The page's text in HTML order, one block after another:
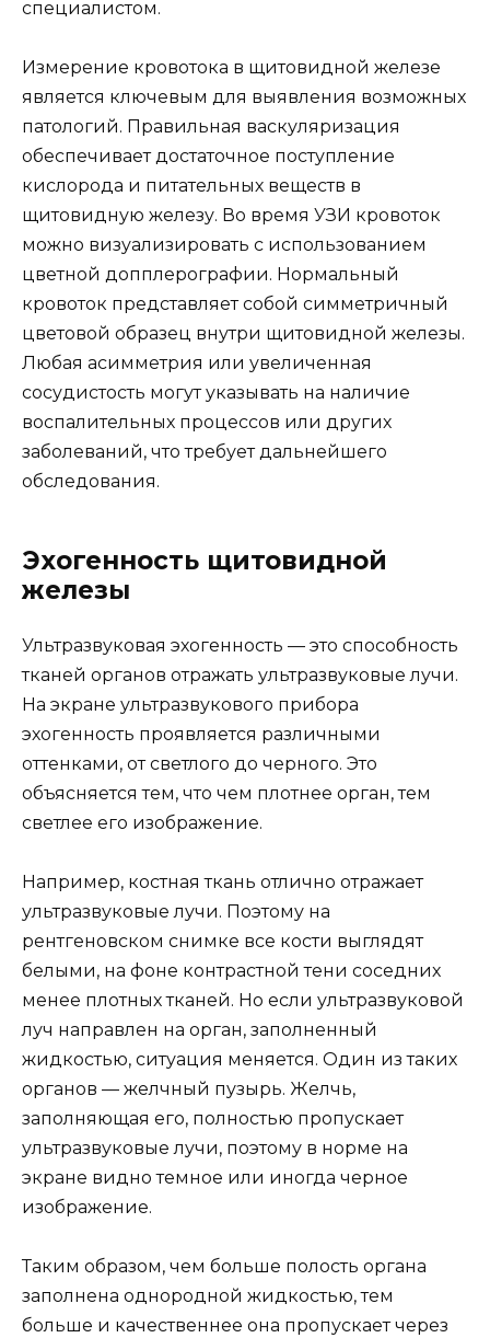
специалистом.
Измерение кровотока в щитовидной железе
является ключевым для выявления возможных
патологий. Правильная васкуляризация
обеспечивает достаточное поступление
кислорода и питательных веществ в
щитовидную железу. Во время УЗИ кровоток
можно визуализировать с использованием
цветной допплерографии. Нормальный
кровоток представляет собой симметричный
цветовой образец внутри щитовидной железы.
Любая асимметрия или увеличенная
сосудистость могут указывать на наличие
воспалительных процессов или других
заболеваний, что требует дальнейшего
обследования.
Эхогенность щитовидной
железы
Ультразвуковая эхогенность — это способность
тканей органов отражать ультразвуковые лучи.
На экране ультразвукового прибора
эхогенность проявляется различными
оттенками, от светлого до черного. Это
объясняется тем, что чем плотнее орган, тем
светлее его изображение.
Например, костная ткань отлично отражает
ультразвуковые лучи. Поэтому на
рентгеновском снимке все кости выглядят
белыми, на фоне контрастной тени соседних
менее плотных тканей. Но если ультразвуковой
луч направлен на орган, заполненный
жидкостью, ситуация меняется. Один из таких
органов — желчный пузырь. Желчь,
заполняющая его, полностью пропускает
ультразвуковые лучи, поэтому в норме на
экране видно темное или иногда черное
изображение.
Таким образом, чем больше полость органа
заполнена однородной жидкостью, тем
больше и качественнее она пропускает через